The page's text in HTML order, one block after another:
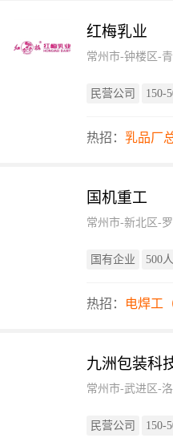
红梅乳业
常州市-钟楼区-
民营公司 150-
热招： 乳品厂
国机重工
常州市-新北区-
国有企业 500
热招： 电焊工
九洲包装科
常州市-武进区-
民营公司 150-